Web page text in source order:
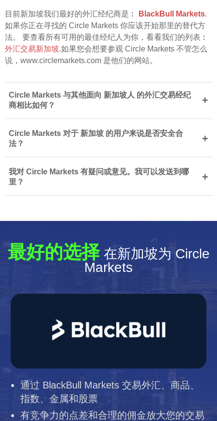
目前新加坡我们最好的外汇经纪商是︰ BlackBull Markets.
如果你正在寻找的 Circle Markets 你应该开始那里的替代方
法。 要查看所有可用的最佳经纪人为你，看看我们的列表︰
外汇交易新加坡.如果您会想要参观 Circle Markets 不管怎么
说，www.circlemarkets.com 是他们的网站。
Circle Markets 与其他面向 新加坡人 的外汇交易经纪
商相比如何？
+
Circle Markets 对于 新加坡 的用户来说是否安全合
法？
+
我对 Circle Markets 有疑问或意见。我可以发送到哪
里？
+
最好的选择在新加坡为 Circle
Markets
通过 BlackBull Markets 交易外汇、商品、
指数、金属和股票
有竞争力的点差和合理的佣金放大您的交易